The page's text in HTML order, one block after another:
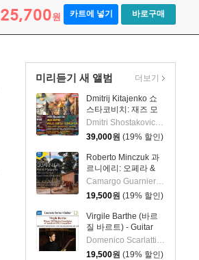
25,700원 카트에 넣기 바로구매
미리듣기 새 앨범
Dmitrij Kitajenko 쇼
스타코비치: 재즈 모
음곡, 발레 모음곡, 협
주곡들
(Shostakovich: Jazz
Suite; Ballet Suites;
Concertos)
Dmitri Shostakovich 작곡 외 6명
39,000원 (19% 할인)
Roberto Minczuk 과
르니에리: 오페라 &
관현악 작품집
(Guarnieri: Pedro
Malazarte)
Camargo Guarnieri 작곡 외 2명
19,500원 (19% 할인)
Virgile Barthe (바르
질 바르트) - Guitar
Recital (기타 리사이
틀)
Domenico Scarlatti 작곡 외 5명
19,500원 (19% 할인)
더보기